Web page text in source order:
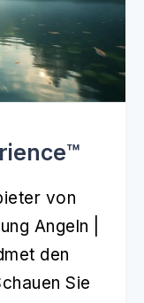
von
Angeln |
den
Sie